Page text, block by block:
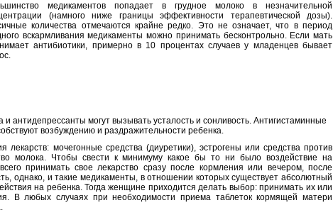
медикаментов попадает в грудное молоко в незначительной
(намного ниже границы эффективности терапевтической дозы).
количества отмечаются крайне редко. Это не означает, что в период
вскармливания медикаменты можно принимать бесконтрольно. Если мать
антибиотики, примерно в 10 процентах случаев у младенцев бывает
антидепрессанты могут вызывать усталость и сонливость. Антигистаминные
возбуждению и раздражительности ребенка.
лекарств: мочегонные средства (диуретики), эстрогены или средства против
молока. Чтобы свести к минимуму какое бы то ни было воздействие на
принимать свое лекарство сразу после кормления или вечером, после
однако, и такие медикаменты, в отношении которых существует абсолютный
на ребенка. Тогда женщине приходится делать выбор: принимать их или
В любых случаях при необходимости приема таблеток кормящей матери